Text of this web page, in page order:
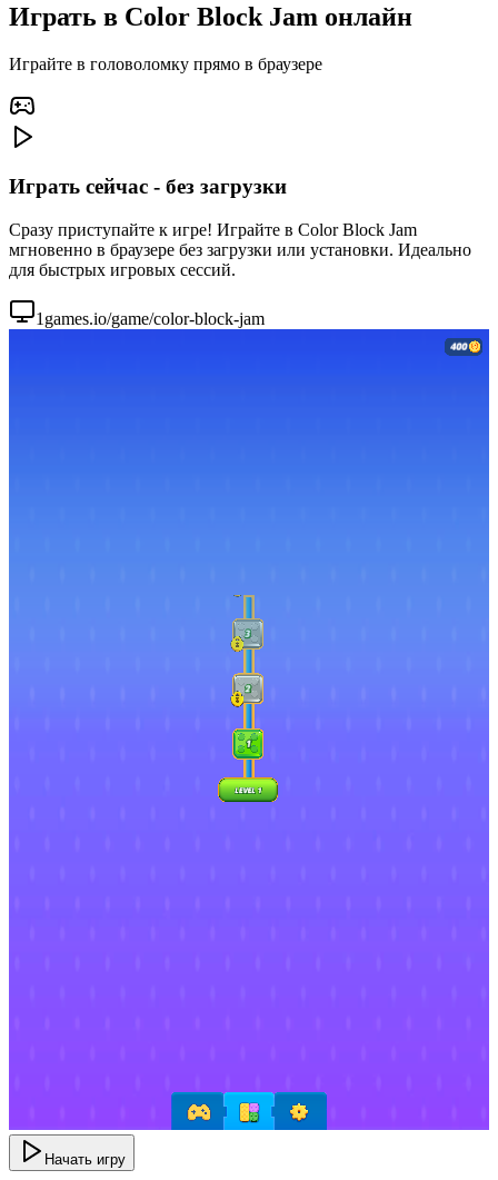
Играть в Color Block Jam онлайн
Играйте в головоломку прямо в браузере
Играть сейчас - без загрузки
Сразу приступайте к игре! Играйте в Color Block Jam
мгновенно в браузере без загрузки или установки. Идеально
для быстрых игровых сессий.
1games.io/game/color-block-jam
Начать игру